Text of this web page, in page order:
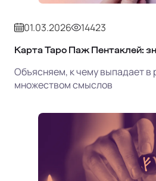
01.03.2026 14423
Карта Таро Паж Пентаклей:
Объясняем, к чему выпадает в
множеством смыслов